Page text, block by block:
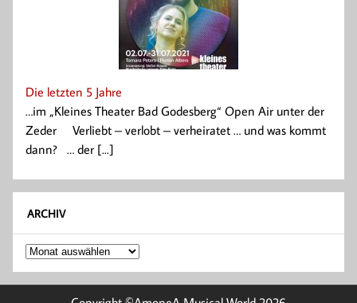
Die letzten 5 Jahre
…im „Kleines Theater Bad Godesberg“ Open Air unter der
Zeder Verliebt – verlobt – verheiratet … und was kommt
dann? … der [...]
ARCHIV
Archiv